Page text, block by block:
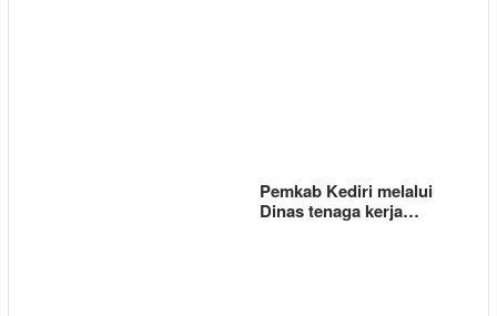
Pemkab Kediri melalui
Dinas tenaga kerja…